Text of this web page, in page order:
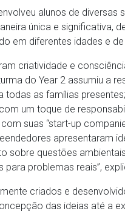
alunos de diversas
única e significativa,
em diferentes idades e
criatividade e
do Year 2 assumiu a
as famílias
um toque de
suas “start-up
apresentaram
sobre questões
problemas reais”,
criados e
das ideias até a